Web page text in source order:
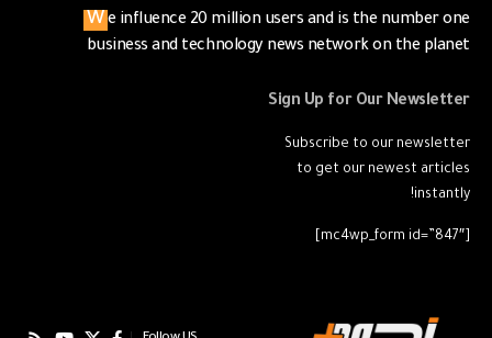
We influence 20 million users and is the number one
business and technology news network on the planet
Sign Up for Our Newsletter
Subscribe to our newsletter
to get our newest articles
instantly!
[mc4wp_form id=”847″]